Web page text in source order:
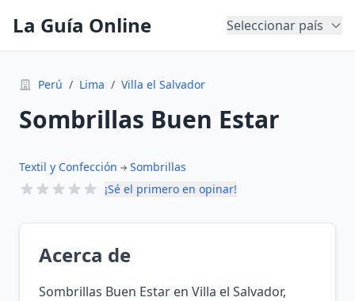
La Guía Online Seleccionar país
Perú / Lima / Villa el Salvador
Sombrillas Buen Estar
Textil y Confección
Sombrillas
¡Sé el primero en opinar!
Acerca de
Sombrillas Buen Estar en Villa el Salvador,